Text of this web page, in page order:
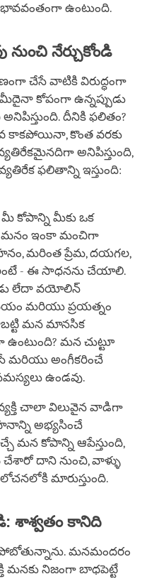
ఉంటుంది.
నుంచి నేర్చుకోండి
చేసే వాటికి విరుద్ధంగా
కోపంగా ఉన్నప్పుడు
దీనికి ఫలితం?
కాకపోయినా, కొంత వరకు
అనిపిస్తుంది,
ఫలితాన్ని ఇస్తుంది:
మీ కోపాన్ని మీకు ఒక
మనం ఇంకా మంచిగా
మరింత ప్రేమ, దయగల,
- ఈ సాధనను చేయాలి.
లేదా వయోలిన్
మరియు ప్రయత్నం
మన మానసిక
మన చుట్టూ
మరియు అంగీకరించే
ఉండవు.
చాలా విలువైన వాడిగా
అభ్యసించే
మన కోపాన్ని ఆపేస్తుంది,
చేశారో దాని నుంచి, వాళ్ళు
మారుస్తుంది.
శాశ్వతం కానిది
మనమందరం
మనకు నిజంగా బాధపెట్టే